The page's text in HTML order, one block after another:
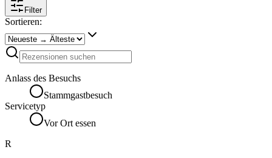
Filter
Sortieren:
Anlass des Besuchs
Stammgastbesuch
Servicetyp
Vor Ort essen
R